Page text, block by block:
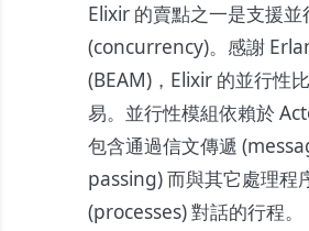
Elixir 的賣點之一是支援並
(concurrency)。感謝
(BEAM)，Elixir 的並行性
易。並行性模組依賴於
包含通過信文傳遞
passing) 而與其它處理程
(processes) 對話的行程。